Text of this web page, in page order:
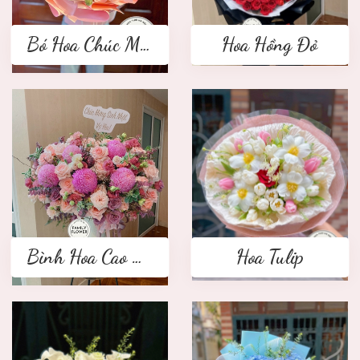
Bó Hoa Chúc Mừng Hoa Hồng Đỏ
Bình Hoa Cao Cấp Hoa Tulip